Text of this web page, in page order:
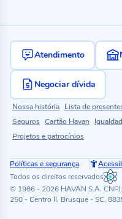
Atendimento
Negociar dívida
Nossa história Lista de
Seguros Cartão Havan
Projetos e patrocínios
Políticas e segurança
Todos os direitos reservados
© 1986 - 2026 HAVAN S.A.
250 - Centro II, Brusque - SC,